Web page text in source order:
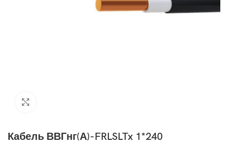
Кабель ВВГнг(А)-FRLSLTx 1*240